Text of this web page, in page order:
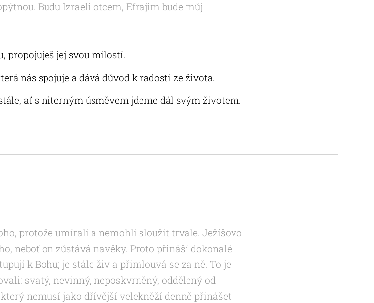
Budu Izraeli otcem, Efrajim bude můj
propojuješ jej svou milostí.
nás spojuje a dává důvod k radosti ze života.
ať s niterným úsměvem jdeme dál svým životem.
protože umírali a nemohli sloužit trvale. Ježíšovo
neboť on zůstává navěky. Proto přináší dokonalé
k Bohu; je stále živ a přimlouvá se za ně. To je
svatý, nevinný, neposkvrněný, oddělený od
nemusí jako dřívější velekněží denně přinášet